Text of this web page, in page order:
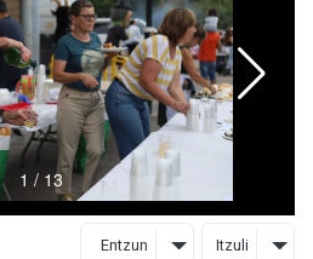
Entzun Itzuli